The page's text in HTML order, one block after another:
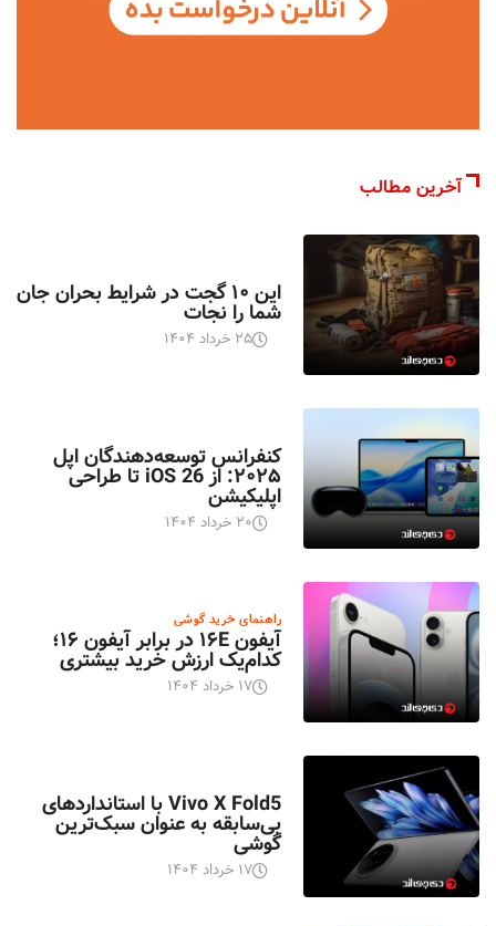
آخرین مطالب
این ۱۰ گجت در شرایط بحران جان
شما را نجات
۲۵ خرداد ۱۴۰۴
کنفرانس توسعه‌دهندگان اپل
۲۰۲۵: از iOS 26 تا طراحی
اپلیکیشن
۲۰ خرداد ۱۴۰۴
راهنمای خرید گوشی
آیفون ۱۶E در برابر آیفون ۱۶؛
کدام‌یک ارزش خرید بیشتری
۱۷ خرداد ۱۴۰۴
Vivo X Fold5 با استانداردهای
بی‌سابقه به عنوان سبک‌ترین
گوشی
۱۷ خرداد ۱۴۰۴